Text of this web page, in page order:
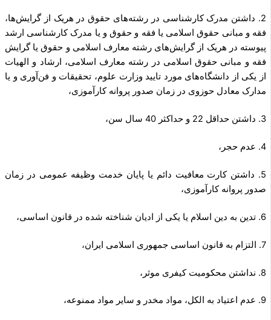
2. داشتن مدرک کارشناسی در رشته‌های حقوق در هریک از گرایش‌ها،
فقه و مبانی حقوق اسلامی یا فقه و حقوق و یا مدرک کارشناسی ارشد
پیوسته در هریک از گرایش‌های رشته معارف اسلامی و حقوق یا گرایش
فقه و مبانی حقوق اسلامی در رشته معارف اسلامی، ارشاد و الهیات
از یکی از دانشگاه‌های مورد تایید وزارت علوم، تحقیقات و فن‌آوری و یا
مدارک معادل حوزوی در زمان صدور پروانه کارآموزی،
3. داشتن حداقل 22 و حداکثر 40 سال سن،
4. عدم حجر،
5. داشتن کارت معافیت دائم یا پایان خدمت وظیفه عمومی در زمان
صدور پروانه کارآموزی،
6. تدین به دین اسلام یا یکی از ادیان شناخته شده در قانون اساسی،
7. التزام به قانون اساسی جمهوری اسلامی ایران،
8. نداشتن محکومیت کیفری موثر،
9. عدم اعتیاد به الکل، مواد مخدر و سایر مواد ممنوعه،